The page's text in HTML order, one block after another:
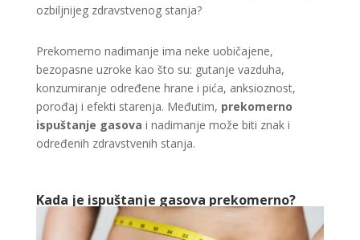
ozbiljnijeg zdravstvenog stanja?
Prekomerno nadimanje ima neke uobičajene,
bezopasne uzroke kao što su: gutanje vazduha,
konzumiranje određene hrane i pića, anksioznost,
porođaj i efekti starenja. Međutim, prekomerno
ispuštanje gasova i nadimanje može biti znak i
određenih zdravstvenih stanja.
Kada je ispuštanje gasova prekomerno?